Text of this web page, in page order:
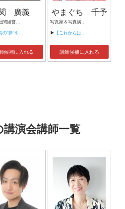
廣義
有限会社関経営代表取締役
実現するカリスマ経営】
候補に入れる
やまぐち 千予
写真家＆写真講師 PIYOCAMERA写真事務所（２００５年設立） デジタルハリウッド大阪校 写真講師 関西カメラ女子部主宰
▶ 【これからはじめる デジタル一眼カメラ の撮影テクニック】
講師候補に入れる
講演会講師一覧